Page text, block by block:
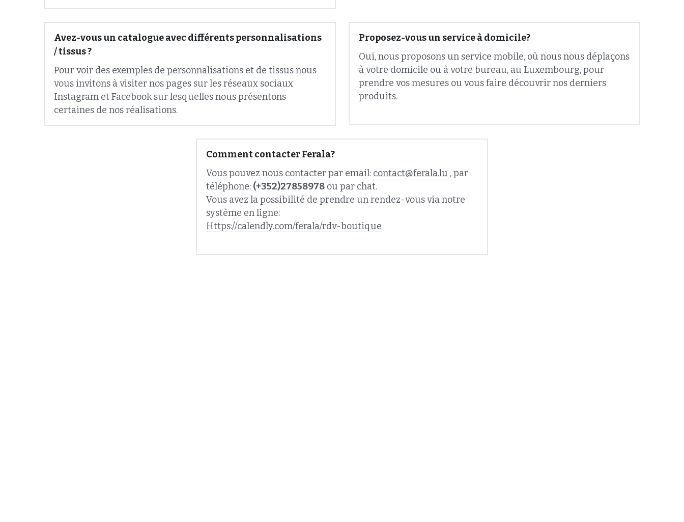
Avez-vous un catalogue avec différents personnalisations
/ tissus ?
Pour voir des exemples de personnalisations et de tissus nous
vous invitons à visiter nos pages sur les réseaux sociaux
Instagram et Facebook sur lesquelles nous présentons
certaines de nos réalisations.
Oui, nous proposons un service mobile, où nous nous déplaçons
à votre domicile ou à votre bureau, au Luxembourg, pour
prendre vos mesures ou vous faire découvrir nos derniers
produits.
Comment contacter Ferala?
Vous pouvez nous contacter par email:
téléphone: (+352)27858978 ou par chat.
Vous avez la possibilité de prendre un rendez-vous via notre
système en ligne:
Https://calendly.com/ferala/rdv-boutique